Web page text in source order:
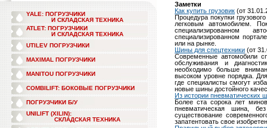
YALE: ПОГРУЗЧИКИ
И СКЛАДСКАЯ ТЕХНИКА
ATLET: ПОГРУЗЧИКИ
И СКЛАДСКАЯ ТЕХНИКА
UTILEV ПОГРУЗЧИКИ
MAXIMAL ПОГРУЗЧИКИ
MANITOU ПОГРУЗЧИКИ
COMBILIFT: БОКОВЫЕ ПОГРУЗЧИКИ
ПОГРУЗЧИКИ Б/У
UNILIFT (XILIN):
СКЛАДСКАЯ ТЕХНИКА
Заметки
Как купить грузовик (от
Процедура покупки
легковым автомобилем.
специализированном
специализированном
или на рынке.
Шины для спецтехники (от
Современные автомобили
обслуживания и
необходимо больше
высоком уровне порядка.
где специалисты смогут
новые шины достойного
Из истории пневматических
Более ста сорока лет
пневматическая шина,
существование
запатентовать свое